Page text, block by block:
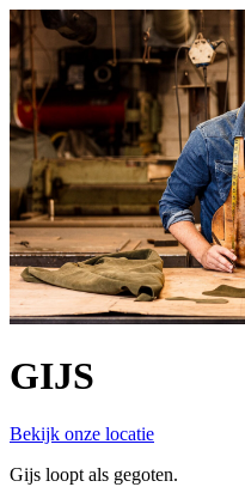
GIJS
Bekijk onze locatie
Gijs loopt als gegoten.